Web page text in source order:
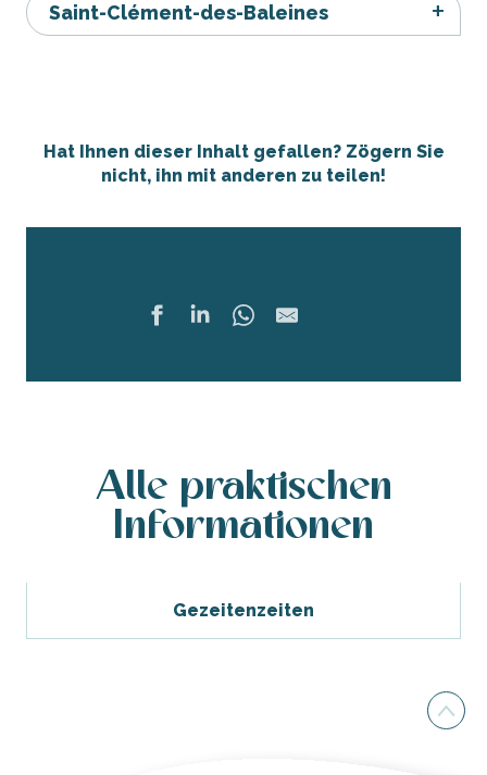
Saint-Clément-des-Baleines
Hat Ihnen dieser Inhalt gefallen? Zögern Sie
nicht, ihn mit anderen zu teilen!
Alle praktischen
Informationen
Gezeitenzeiten